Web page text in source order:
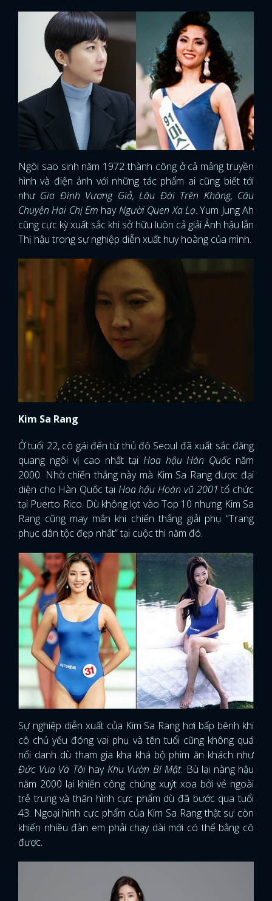
Ngôi sao sinh năm 1972 thành công ở cả mảng truyền
hình và điện ảnh với những tác phẩm ai cũng biết tới
như Gia Đình Vương Giả, Lâu Đài Trên Không, Câu
Chuyện Hai Chị Em hayNgười Quen Xa Lạ. Yum Jung Ah
cũng cực kỳ xuất sắc khi sở hữu luôn cả giải Ảnh hậu lẫn
Thị hậu trong sự nghiệp diễn xuất huy hoàng của mình.
Kim Sa Rang
Ở tuổi 22, cô gái đến từ thủ đô Seoul đã xuất sắc đăng
quang ngôi vị cao nhất tại Hoa hậu Hàn Quốc năm
2000. Nhờ chiến thắng này mà Kim Sa Rang được đại
diện cho Hàn Quốc tại Hoa hậu Hoàn vũ 2001 tổ chức
tại Puerto Rico. Dù không lọt vào Top 10 nhưng Kim Sa
Rang cũng may mắn khi chiến thắng giải phụ “Trang
phục dân tộc đẹp nhất” tại cuộc thi năm đó.
Sự nghiệp diễn xuất của Kim Sa Rang hơi bấp bênh khi
cô chủ yếu đóng vai phụ và tên tuổi cũng không quá
nổi danh dù tham gia kha khá bộ phim ăn khách như
Đức Vua Và Tôihay Khu Vườn Bí Mật. Bù lại nàng hậu
năm 2000 lại khiến công chúng xuýt xoa bởi vẻ ngoài
trẻ trung và thân hình cực phẩm dù đã bước qua tuổi
43. Ngoại hình cực phẩm của Kim Sa Rang thật sự còn
khiến nhiều đàn em phải chạy dài mới có thể bằng cô
được.